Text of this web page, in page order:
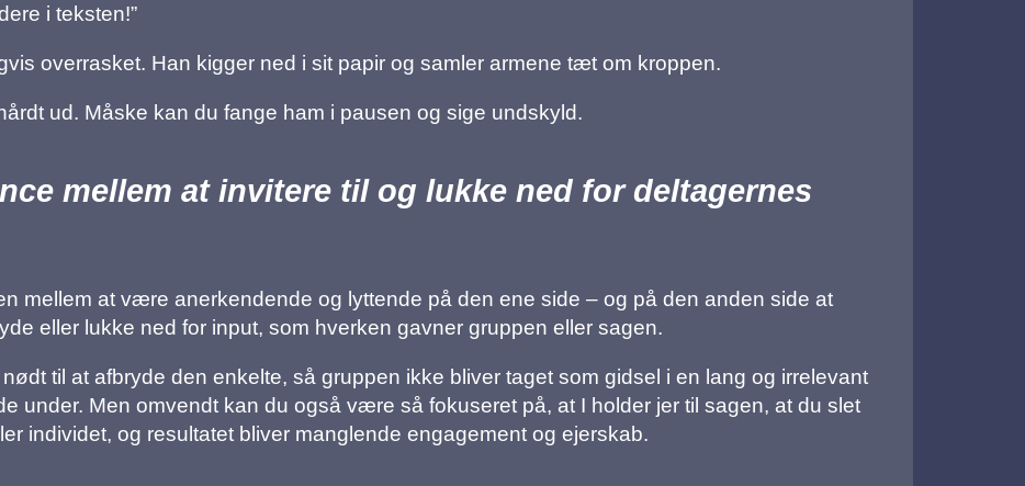
i teksten!”
overrasket. Han kigger ned i sit papir og samler armene tæt om kroppen.
ud. Måske kan du fange ham i pausen og sige undskyld.
mellem at invitere til og lukke ned for deltagernes
mellem at være anerkendende og lyttende på den ene side – og på den anden side at
eller lukke ned for input, som hverken gavner gruppen eller sagen.
til at afbryde den enkelte, så gruppen ikke bliver taget som gidsel i en lang og irrelevant
under. Men omvendt kan du også være så fokuseret på, at I holder jer til sagen, at du slet
individet, og resultatet bliver manglende engagement og ejerskab.